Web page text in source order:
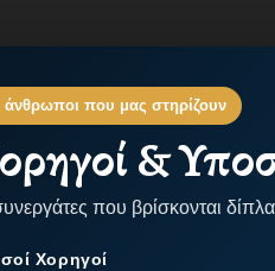
άνθρωποι που μας στηρίζουν
&
που βρίσκονται
Χορηγοί